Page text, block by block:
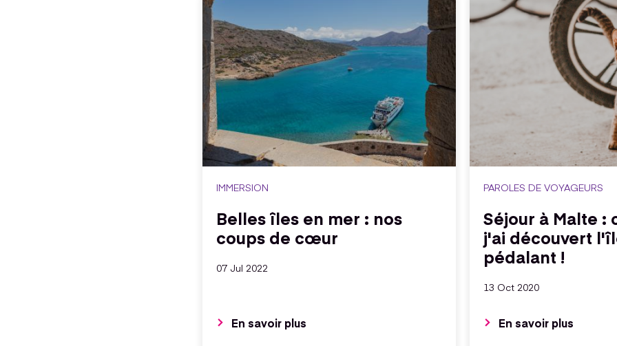
IMMERSION
Belles îles en mer : nos
coups de cœur
07 Jul 2022
En savoir plus
PAROLES DE VOYAGEURS
Séjour à Malte :
j'ai découvert
pédalant !
13 Oct 2020
En savoir plus